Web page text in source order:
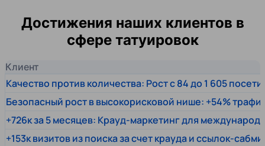
Достижения наших клиентов в
сфере татуировок
Клиент
Качество против количества: Рост с 84 до 1 605
Безопасный рост в высокорисковой нише: +54%
+726к за 5 месяцев: Крауд-маркетинг для
+153к визитов из поиска за счет крауда и ссылок-